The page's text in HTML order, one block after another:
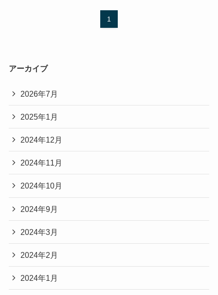
1
アーカイブ
2026年7月
2025年1月
2024年12月
2024年11月
2024年10月
2024年9月
2024年3月
2024年2月
2024年1月